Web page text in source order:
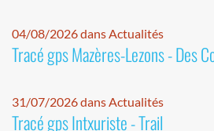
04/08/2026 dans Actualités
Tracé gps Mazères-Lezons - Des
31/07/2026 dans Actualités
Tracé gps Intxuriste - Trail